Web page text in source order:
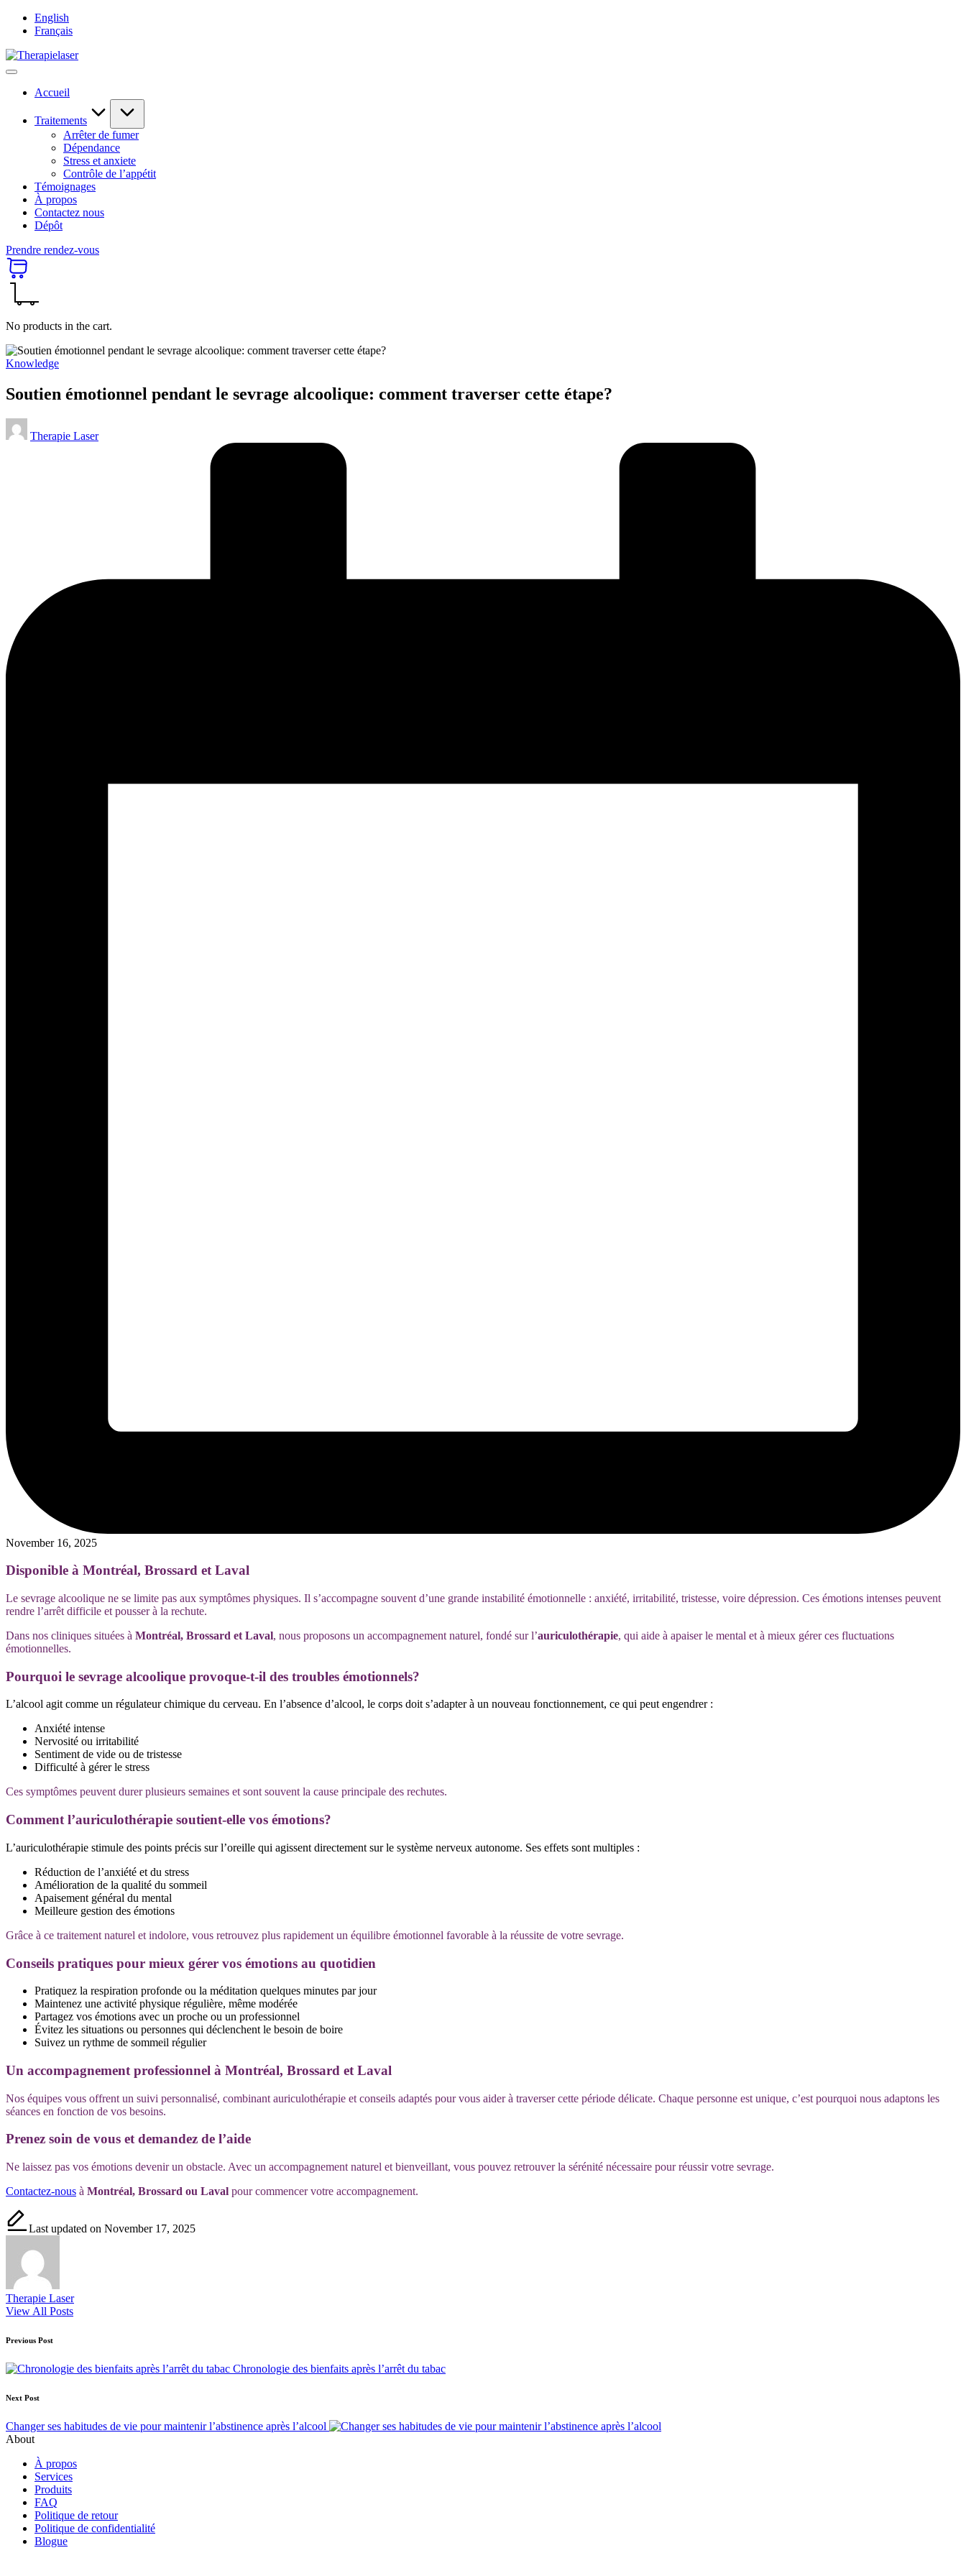
Skip
English
Français
Therapielaser
Accueil
Traitements
Arrêter de fumer
Dépendance
Stress et anxiete
Contrôle de l’appétit
Témoignages
À propos
Contactez nous
Dépôt
Prendre rendez-vous
No products in the cart.
Posted
Knowledge
Soutien émotionnel pendant le sevrage alcoolique: comment traverser cette étape?
Posted
by
Therapie Laser
November 16, 2025
Disponible à Montréal, Brossard et Laval
Le sevrage alcoolique ne se limite pas aux symptômes physiques. Il s’accompagne souvent d’une grande instabilité émotionnelle : anxiété, irritabilité, tristesse, voire dépression. Ces émotions intenses peuvent
rendre l’arrêt difficile et pousser à la rechute.
Dans nos cliniques situées à Montréal, Brossard et Laval, nous proposons un accompagnement naturel, fondé sur l’auriculothérapie, qui aide à apaiser le mental et à mieux gérer ces fluctuations
émotionnelles.
Pourquoi le sevrage alcoolique provoque-t-il des troubles émotionnels?
L’alcool agit comme un régulateur chimique du cerveau. En l’absence d’alcool, le corps doit s’adapter à un nouveau fonctionnement, ce qui peut engendrer :
Anxiété intense
Nervosité ou irritabilité
Sentiment de vide ou de tristesse
Difficulté à gérer le stress
Ces symptômes peuvent durer plusieurs semaines et sont souvent la cause principale des rechutes.
Comment l’auriculothérapie soutient-elle vos émotions?
L’auriculothérapie stimule des points précis sur l’oreille qui agissent directement sur le système nerveux autonome. Ses effets sont multiples :
Réduction de l’anxiété et du stress
Amélioration de la qualité du sommeil
Apaisement général du mental
Meilleure gestion des émotions
Grâce à ce traitement naturel et indolore, vous retrouvez plus rapidement un équilibre émotionnel favorable à la réussite de votre sevrage.
Conseils pratiques pour mieux gérer vos émotions au quotidien
Pratiquez la respiration profonde ou la méditation quelques minutes par jour
Maintenez une activité physique régulière, même modérée
Partagez vos émotions avec un proche ou un professionnel
Évitez les situations ou personnes qui déclenchent le besoin de boire
Suivez un rythme de sommeil régulier
Un accompagnement professionnel à Montréal, Brossard et Laval
Nos équipes vous offrent un suivi personnalisé, combinant auriculothérapie et conseils adaptés pour vous aider à traverser cette période délicate. Chaque personne est unique, c’est pourquoi nous adaptons les
séances en fonction de vos besoins.
Prenez soin de vous et demandez de l’aide
Ne laissez pas vos émotions devenir un obstacle. Avec un accompagnement naturel et bienveillant, vous pouvez retrouver la sérénité nécessaire pour réussir votre sevrage.
Contactez-nous à Montréal, Brossard ou Laval pour commencer votre accompagnement.
Last updated on November 17, 2025
Therapie Laser
View All Posts
Post
navigation
Previous Post
Chronologie des bienfaits après l’arrêt du tabac
Next Post
Changer ses habitudes de vie pour maintenir l’abstinence après l’alcool
About
À propos
Services
Produits
FAQ
Politique de retour
Politique de confidentialité
Blogue